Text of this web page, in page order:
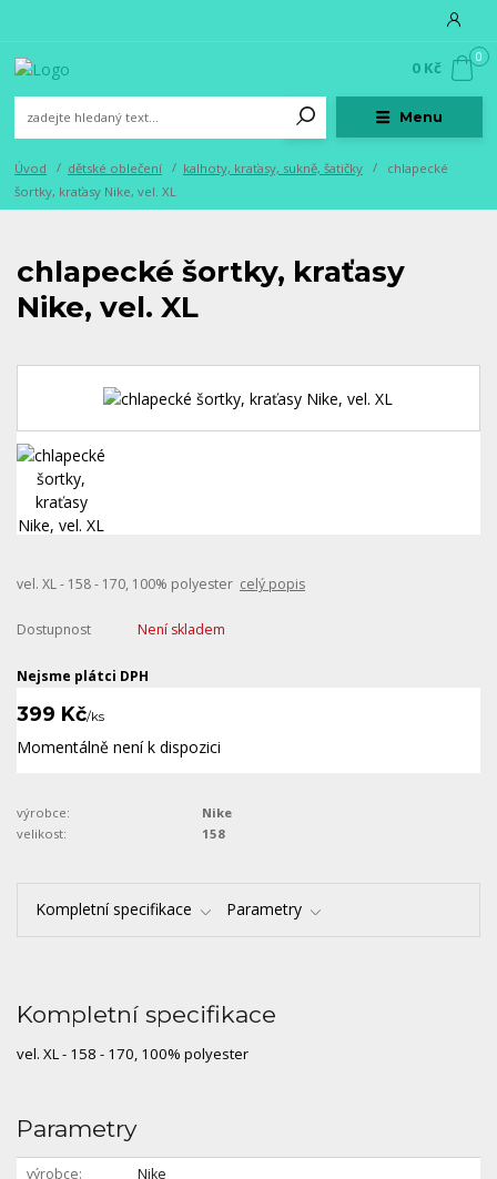
Menu
0
0 Kč
Úvod dětské oblečení kalhoty, kraťasy, sukně, šatičky
chlapecké
šortky, kraťasy Nike, vel. XL
chlapecké šortky, kraťasy
Nike, vel. XL
vel. XL - 158 - 170, 100% polyester celý popis
Dostupnost Není skladem
Nejsme plátci DPH
399 Kč/ks
Momentálně není k dispozici
výrobce:
Nike
velikost:
158
Kompletní specifikace Parametry
Kompletní specifikace
vel. XL - 158 - 170, 100% polyester
Parametry
výrobce
Nike